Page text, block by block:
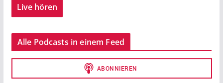
Live hören
Alle Podcasts in einem Feed